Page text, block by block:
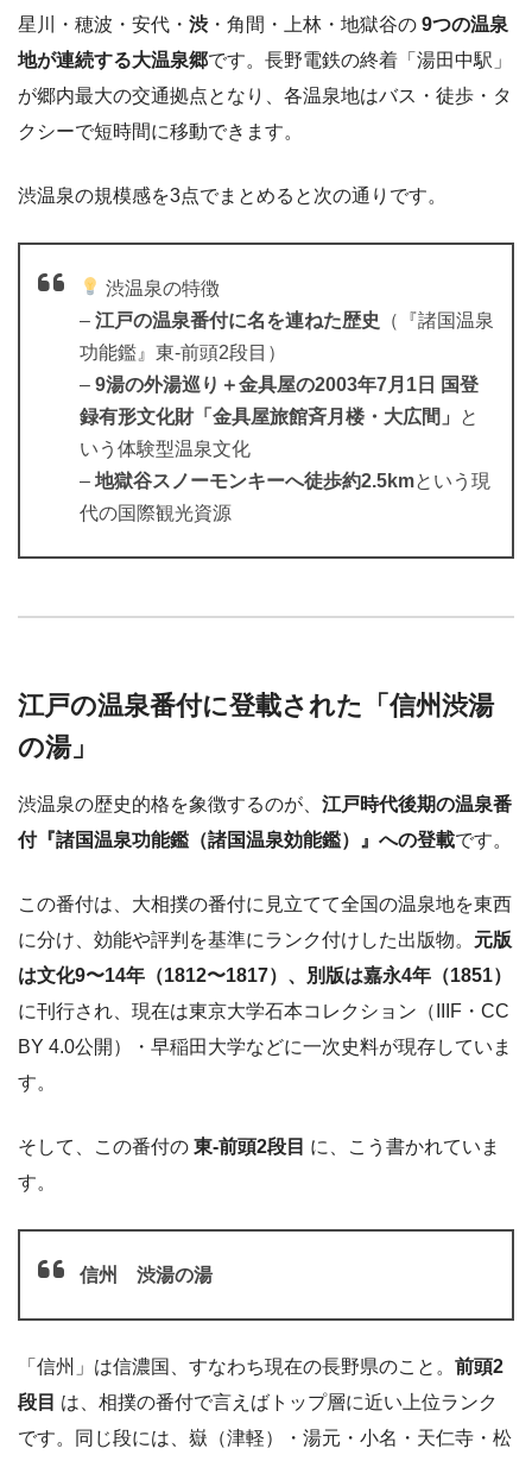
星川・穂波・安代・ 渋・角間・上林・地獄谷の 9つの温泉
地が連続する大温泉郷です。長野電鉄の終着「湯田中駅」
が郷内最大の交通拠点となり、各温泉地はバス・徒歩・タ
クシーで短時間に移動できます。
渋温泉の規模感を3点でまとめると次の通りです。
渋温泉の特徴
– 江戸の温泉番付に名を連ねた歴史
（『諸国温泉
功能鑑』東-前頭2段目）
– 9湯の外湯巡り＋金具屋の2003年7月1日 国登
録有形文化財「金具屋旅館斉月楼・大広間」
と
いう体験型温泉文化
– 地獄谷スノーモンキーへ徒歩約2.5kmという現
代の国際観光資源
江戸の温泉番付に登載された「信州渋湯
の湯」
渋温泉の歴史的格を象徴するのが、 江戸時代後期の温泉番
付『諸国温泉功能鑑（諸国温泉効能鑑）』への登載です。
この番付は、大相撲の番付に見立てて全国の温泉地を東西
に分け、効能や評判を基準にランク付けした出版物。 元版
は文化9〜14年（1812〜1817）、別版は嘉永4年（1851）
に刊行され、現在は東京大学石本コレクション（IIIF・CC
BY 4.0公開）・早稲田大学などに一次史料が現存していま
す。
そして、この番付の 東-前頭2段目 に、こう書かれていま
す。
信州 渋湯の湯
「信州」は信濃国、すなわち現在の長野県のこと。 前頭2
段目 は、相撲の番付で言えばトップ層に近い上位ランク
です。同じ段には、嶽（津軽）・湯元・小名・天仁寺・松